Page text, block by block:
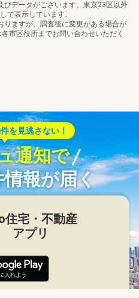
びデータがございます。東京23区以外
て表示しています。
ますが、調査後に変更がある場合が
市区役所までお問い合わせいただく
を見逃さない！
通知で
報が届く
住宅・不動産
アプリ